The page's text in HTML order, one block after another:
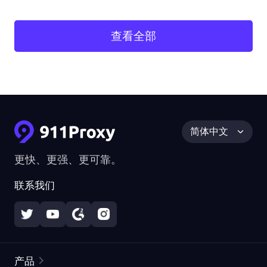
查看全部
更快、更强、更可靠。
联系我们
简体中文
产品